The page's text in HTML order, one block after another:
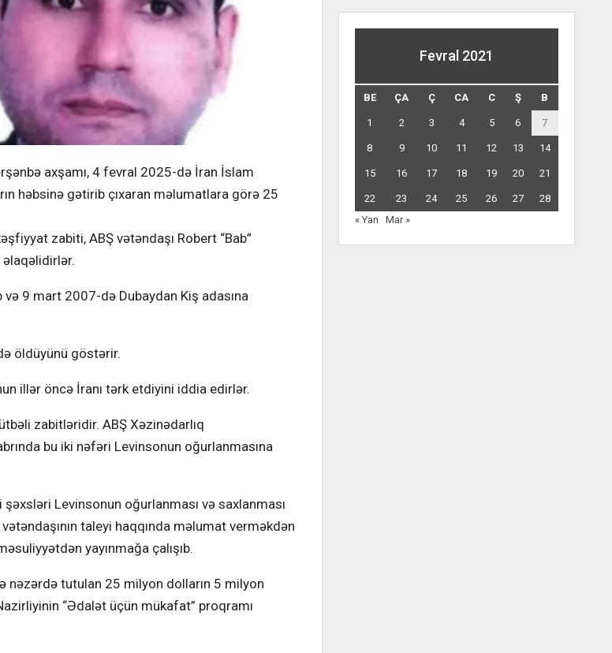
axşamı, 4 fevral 2025-də İran İslam
həbsinə gətirib çıxaran məlumatlara görə 25
zabiti, ABŞ vətəndaşı Robert “Bab”
əlaqəlidirlər.
9 mart 2007-də Dubaydan Kiş adasına
öldüyünü göstərir.
illər öncə İranı tərk etdiyini iddia edirlər.
zabitləridir. ABŞ Xəzinədarlıq
bu iki nəfəri Levinsonun oğurlanmasına
Levinsonun oğurlanması və saxlanması
taleyi haqqında məlumat verməkdən
yayınmağa çalışıb.
nəzərdə tutulan 25 milyon dolların 5 milyon
“Ədalət üçün mükafat” proqramı
Fevral 2021
BE ÇA Ç CA C Ş B
1 2 3 4 5 6 7
8 9 10 11 12 13 14
15 16 17 18 19 20 21
22 23 24 25 26 27
28
« Yan
Mar »